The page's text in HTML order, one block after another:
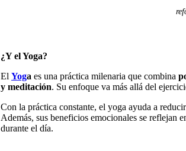
¿Y el Yoga?
El Yoga es una práctica milenaria que combina
y meditación. Su enfoque va más allá del
Con la práctica constante, el yoga ayuda a
Además, sus beneficios emocionales se reflejan
durante el día.